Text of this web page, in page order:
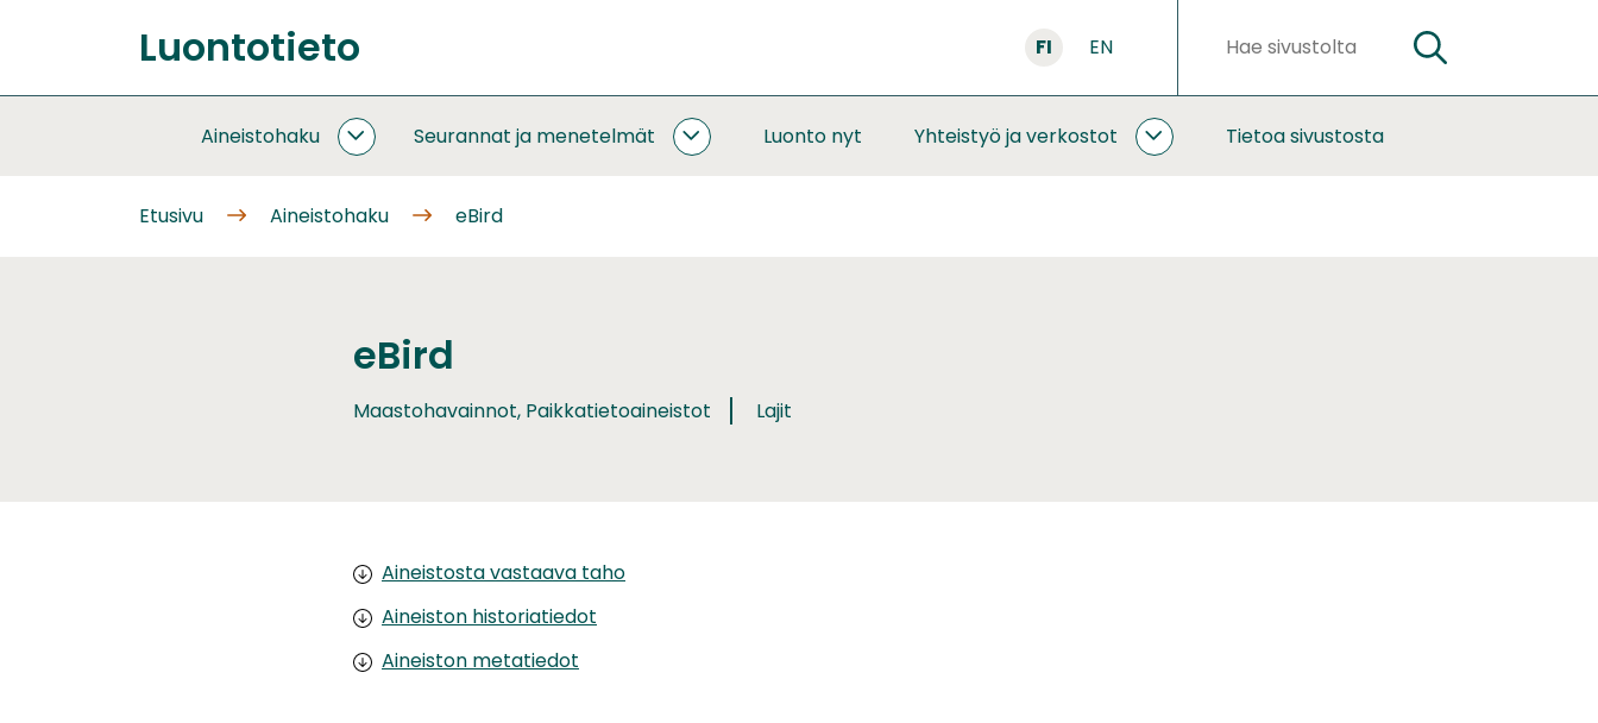
sisältöön
Etusivu
Luontotieto FI EN Hakusanat HAE
Aineistohaku
AINEISTOHAKU
Seurannat ja menetelmät
SEURANNATLuonto nyt Yhteistyö ja verkostot
YHTEISTYÖTietoa sivustosta
Etusivu Aineistohaku eBird
eBird
Maastohavainnot, Paikkatietoaineistot Lajit
Aineistosta vastaava taho
Aineiston historiatiedot
Aineiston metatiedot